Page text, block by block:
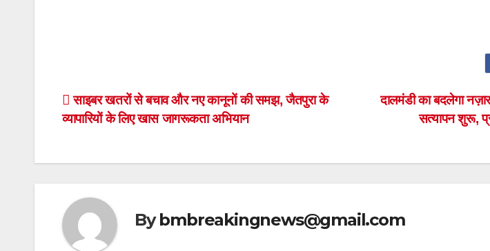
Post
navigation
दालमंडी का बदलेगा
सत्यापन शुरू,
साइबर खतरों से बचाव और नए कानूनों की समझ, जैतपुरा के
व्यापारियों के लिए खास जागरूकता अभियान
Bybmbreakingnews@gmail.com